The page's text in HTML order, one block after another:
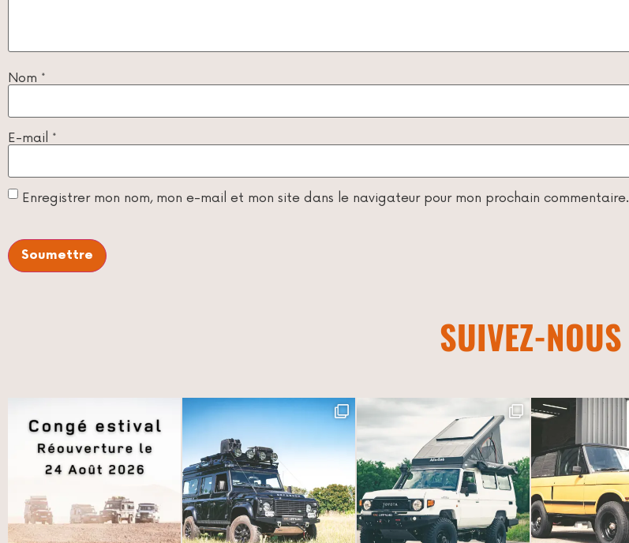
Nom *
E-mail *
Enregistrer mon nom, mon e-mail et mon site dans le navigateur pour mon prochain commentaire.
SUIVEZ-NOUS